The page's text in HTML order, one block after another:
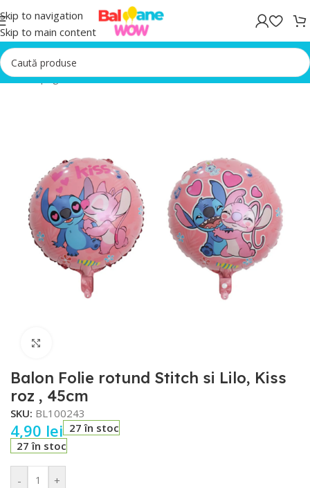
Skip to navigation
Skip to main content
Prima pagină/Baloane Roz
Balon Folie rotund Stitch si Lilo, Kiss
roz , 45cm
SKU: BL100243
4,90 lei 27 în stoc
27 în stoc
- +